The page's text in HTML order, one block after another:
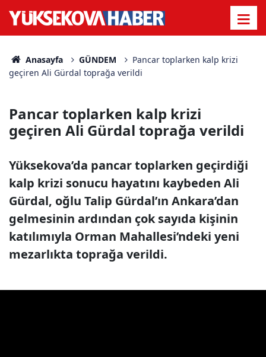
Anasayfa GÜNDEM
Pancar toplarken kalp krizi
geçiren Ali Gürdal toprağa verildi
Pancar toplarken kalp krizi
geçiren Ali Gürdal toprağa verildi
Yüksekova’da pancar toplarken geçirdiği
kalp krizi sonucu hayatını kaybeden Ali
Gürdal, oğlu Talip Gürdal’ın Ankara’dan
gelmesinin ardından çok sayıda kişinin
katılımıyla Orman Mahallesi’ndeki yeni
mezarlıkta toprağa verildi.